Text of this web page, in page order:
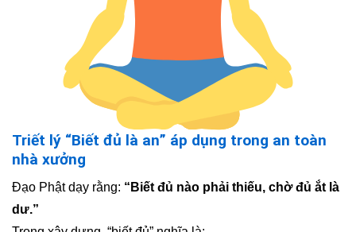
Triết lý “Biết đủ là an” áp dụng trong an toàn
nhà xưởng
Đạo Phật dạy rằng: “Biết đủ nào phải thiếu, chờ đủ ắt là
dư.”